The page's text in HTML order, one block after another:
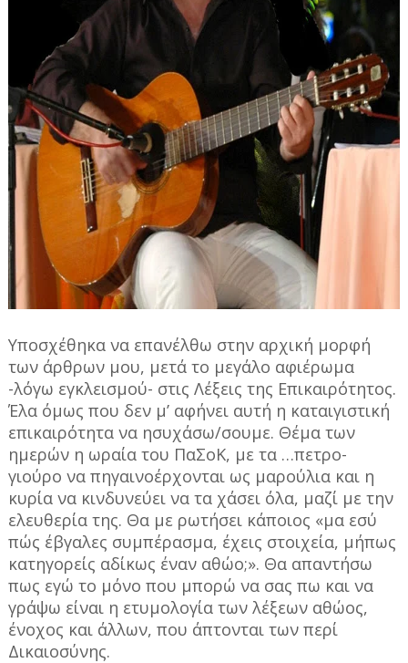
Υποσχέθηκα να επανέλθω στην αρχική μορφή
των άρθρων μου, μετά το μεγάλο αφιέρωμα
-λόγω εγκλεισμού- στις Λέξεις της Επικαιρότητος.
Έλα όμως που δεν μ’ αφήνει αυτή η καταιγιστική
επικαιρότητα να ησυχάσω/σουμε. Θέμα των
ημερών η ωραία του ΠαΣοΚ, με τα …πετρο-
γιούρο να πηγαινοέρχονται ως μαρούλια και η
κυρία να κινδυνεύει να τα χάσει όλα, μαζί με την
ελευθερία της. Θα με ρωτήσει κάποιος «μα εσύ
πώς έβγαλες συμπέρασμα, έχεις στοιχεία, μήπως
κατηγορείς αδίκως έναν αθώο;». Θα απαντήσω
πως εγώ το μόνο που μπορώ να σας πω και να
γράψω είναι η ετυμολογία των λέξεων αθώος,
ένοχος και άλλων, που άπτονται των περί
Δικαιοσύνης.